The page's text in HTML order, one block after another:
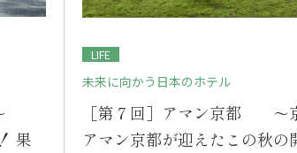
果
LIFE
未来に向かう日本のホテル
［第７回］アマン京都 ～
アマン京都が迎えたこの秋の